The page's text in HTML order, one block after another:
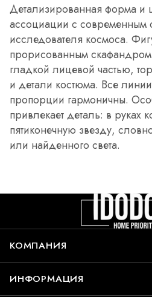
Детализированная форма и
ассоциации с современным
исследователя космоса.
прорисованным
гладкой лицевой частью,
и детали костюма. Все
пропорции гармоничны.
привлекает деталь: в руках
пятиконечную звезду,
или найденного света.
КОМПАНИЯ
ИНФОРМАЦИЯ